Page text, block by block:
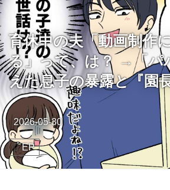
育休中の夫「動画制作
る」って、は？ →「パ
えた息子の暴露と『園
2026-05-30
EP